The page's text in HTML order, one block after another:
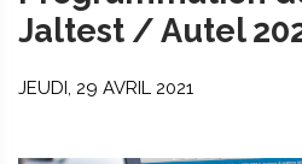
Jaltest / Autel
JEUDI, 29 AVRIL 2021